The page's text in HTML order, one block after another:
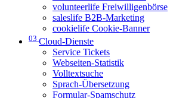
volunteerlife Freiwilligenbörse
saleslife B2B-Marketing
cookielife Cookie-Banner
03 Cloud-Dienste
Service Tickets
Webseiten-Statistik
Volltextsuche
Sprach-Übersetzung
Formular-Spamschutz